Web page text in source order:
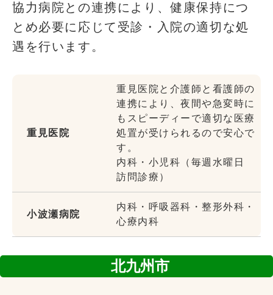
協力病院との連携により、健康保持につ
とめ必要に応じて受診・入院の適切な処
遇を行います。
重見医院
重見医院と介護師と看護師の
連携により、夜間や急変時に
もスピーディーで適切な医療
処置が受けられるので安心で
す。
内科・小児科（毎週水曜日
訪問診療）
小波瀬病院
内科・呼吸器科・整形外科・
心療内科
北九州市